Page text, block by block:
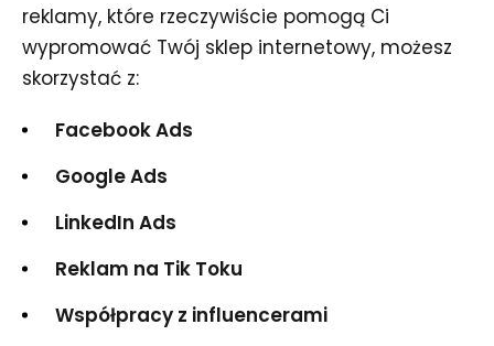
reklamy, które rzeczywiście pomogą Ci
wypromować Twój sklep internetowy, możesz
skorzystać z:
Facebook Ads
Google Ads
LinkedIn Ads
Reklam na Tik Toku
Współpracy z influencerami